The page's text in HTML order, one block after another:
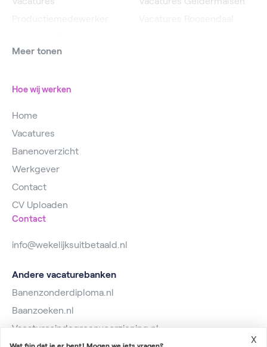
Vacatures
Meer tonen
Hoe wij werken
Home
Vacatures
Banenoverzicht
Werkgever
Contact
CV Uploaden
Contact
info@wekelijksuitbetaald.nl
Andere vacaturebanken
Banenzonderdiploma.nl
Baanzoeken.nl
Vacaturesindegroenvoorziening.nl
X